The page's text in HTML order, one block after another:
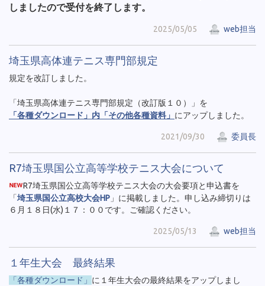
しましたので受付を終了します。
2025/05/05 web担当
埼玉県高体連テニス専門部規定
規定を改訂しました。
「埼玉県高体連テニス専門部規定（改訂版１０）」を
「各種ダウンロード」内「その他各種資料」 にアップしました。
2021/09/30 委員長
R7埼玉県国公立高等学校テニス大会について
R7埼玉県国公立高等学校テニス大会の大会要項と申込書を
「埼玉県国公立高校大会HP 」に掲載しました。申し込み締切りは
６月１８日(水)１７：００です。ご確認ください。
2025/05/13 web担当
１年生大会 最終結果
「各種ダウンロード」 に１年生大会の最終結果をアップしまし